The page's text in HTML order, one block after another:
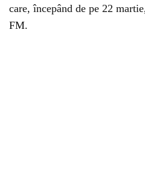
care, începând de pe 22
FM.